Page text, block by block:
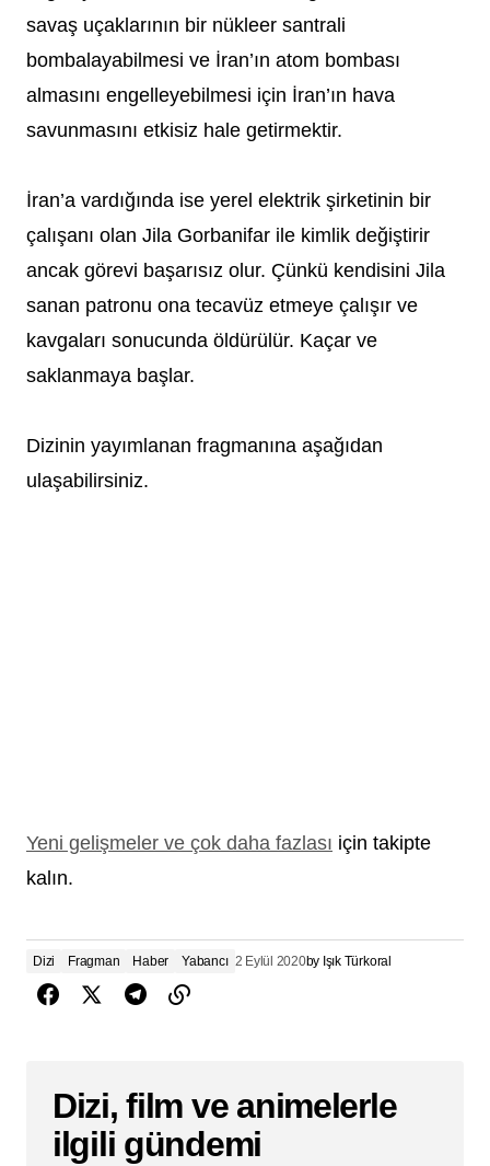
savaş uçaklarının bir nükleer santrali
bombalayabilmesi ve İran’ın atom bombası
almasını engelleyebilmesi için İran’ın hava
savunmasını etkisiz hale getirmektir.
İran’a vardığında ise yerel elektrik şirketinin bir
çalışanı olan Jila Gorbanifar ile kimlik değiştirir
ancak görevi başarısız olur. Çünkü kendisini Jila
sanan patronu ona tecavüz etmeye çalışır ve
kavgaları sonucunda öldürülür. Kaçar ve
saklanmaya başlar.
Dizinin yayımlanan fragmanına aşağıdan
ulaşabilirsiniz.
Yeni gelişmeler ve çok daha fazlası için takipte
kalın.
Dizi Fragman Haber Yabancı 2 Eylül 2020by Işık Türkoral
Dizi, film ve animelerle
ilgili gündemi